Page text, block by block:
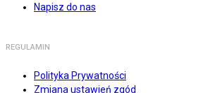
Napisz do nas
REGULAMIN
Polityka Prywatności
Zmiana ustawień zgód